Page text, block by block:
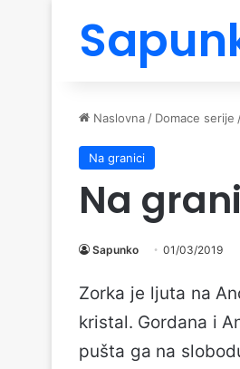
Naslovna / Domace serije
Na granici
Na
Sapunko 01/03/2019
Zorka je ljuta na
kristal. Gordana i
pušta ga na